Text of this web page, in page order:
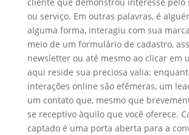
ou serviço. Em outras palavras, é
alguma forma, interagiu com sua
meio de um formulário de cadastro,
newsletter ou até mesmo ao clicar em
aqui reside sua preciosa valia:
interações online são efêmeras, um
um contato que, mesmo que
se receptivo àquilo que você oferece.
captado é uma porta aberta para a